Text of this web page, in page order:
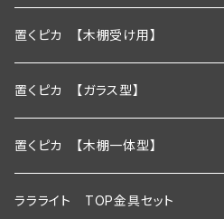
置くピカ 【木棚受け用】
600ｍｍ
900ｍｍ
1200ｍｍ
置くピカ 【ガラス型】
600ｍｍ
900ｍｍ
置くピカ 【木棚一体型】
600mm
ララライト TOP金具セット